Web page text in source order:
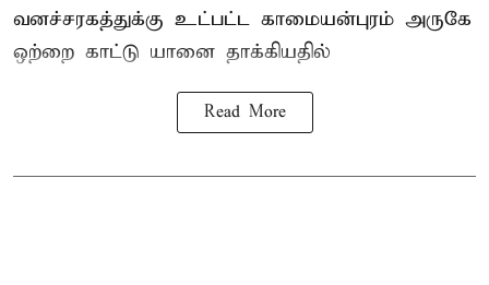
வனச்சரகத்துக்கு உட்பட்ட காமையன்புரம் அருகே
ஒற்றை காட்டு யானை தாக்கியதில்
Read More